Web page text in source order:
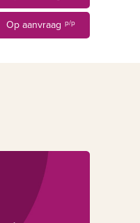
Op aanvraag p/p